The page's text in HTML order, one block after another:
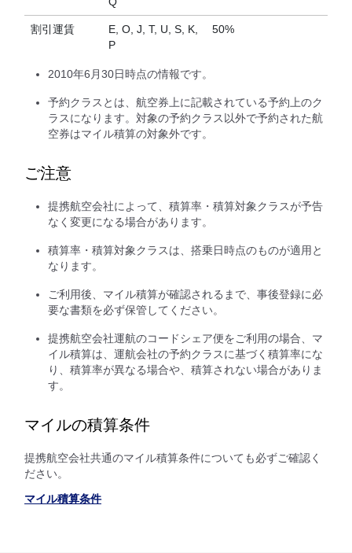
割引運賃
E, O, J, T, U, S, K,
P
50%
2010年6月30日時点の情報です。
予約クラスとは、航空券上に記載されている予約上のク
ラスになります。対象の予約クラス以外で予約された航
空券はマイル積算の対象外です。
ご注意
提携航空会社によって、積算率・積算対象クラスが予告
なく変更になる場合があります。
積算率・積算対象クラスは、搭乗日時点のものが適用と
なります。
ご利用後、マイル積算が確認されるまで、事後登録に必
要な書類を必ず保管してください。
提携航空会社運航のコードシェア便をご利用の場合、マ
イル積算は、運航会社の予約クラスに基づく積算率にな
り、積算率が異なる場合や、積算されない場合がありま
す。
マイルの積算条件
提携航空会社共通のマイル積算条件についても必ずご確認く
ださい。
マイル積算条件